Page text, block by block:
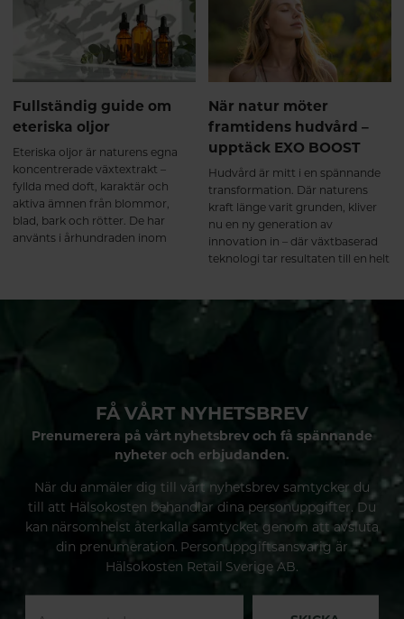
Fullständig guide om
eteriska oljor
Eteriska oljor är naturens egna
koncentrerade växtextrakt –
fyllda med doft, karaktär och
aktiva ämnen från blommor,
blad, bark och rötter. De har
använts i århundraden inom
på ett säkert sätt och hur du kan
När natur möter
framtidens hudvård –
upptäck EXO BOOST
Hudvård är mitt i en spännande
transformation. Där naturens
kraft länge varit grunden, kliver
nu en ny generation av
innovation in – där växtbaserad
teknologi tar resultaten till en helt
just detta: en banbrytande fusion
FÅ VÅRT NYHETSBREV
Prenumerera på vårt nyhetsbrev och få spännande
nyheter och erbjudanden.
När du anmäler dig till vårt nyhetsbrev samtycker du
till att Hälsokosten behandlar dina personuppgifter. Du
kan närsomhelst återkalla samtycket genom att avsluta
din prenumeration. Personuppgiftsansvarig är
Hälsokosten Retail Sverige AB.